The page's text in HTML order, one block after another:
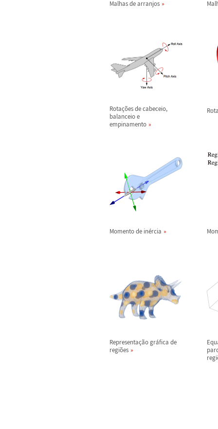
Malhas de arranjos
Rotações de cabeceio,
balanceio e
empinamento
Momento de inércia
Representação gráfica de
regiões
regi